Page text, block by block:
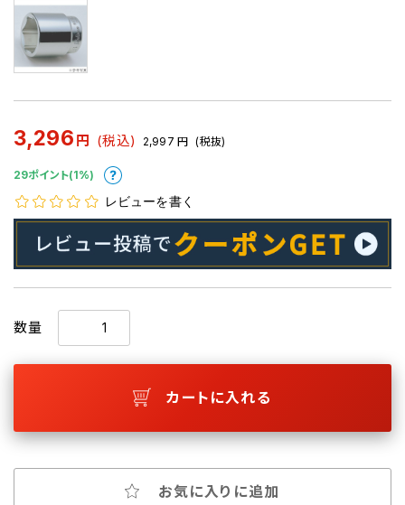
3,296 円 (税込) 2,997 円 (税抜)
29ポイント(1%)
レビューを書く
数量
カートに入れる
お気に入りに追加